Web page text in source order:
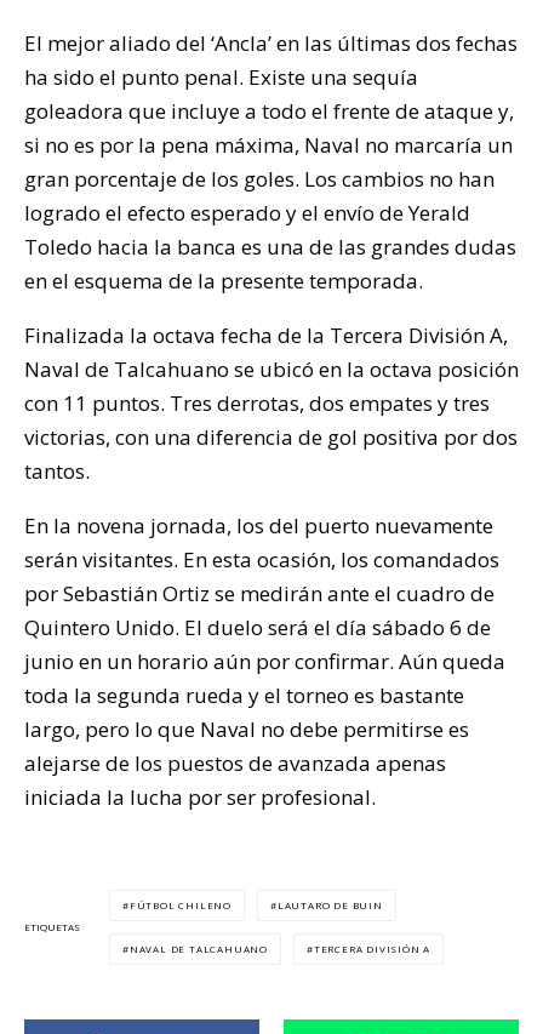
El mejor aliado del ‘Ancla’ en las últimas dos fechas
ha sido el punto penal. Existe una sequía
goleadora que incluye a todo el frente de ataque y,
si no es por la pena máxima, Naval no marcaría un
gran porcentaje de los goles. Los cambios no han
logrado el efecto esperado y el envío de Yerald
Toledo hacia la banca es una de las grandes dudas
en el esquema de la presente temporada.
Finalizada la octava fecha de la Tercera División A,
Naval de Talcahuano se ubicó en la octava posición
con 11 puntos. Tres derrotas, dos empates y tres
victorias, con una diferencia de gol positiva por dos
tantos.
En la novena jornada, los del puerto nuevamente
serán visitantes. En esta ocasión, los comandados
por Sebastián Ortiz se medirán ante el cuadro de
Quintero Unido. El duelo será el día sábado 6 de
junio en un horario aún por confirmar. Aún queda
toda la segunda rueda y el torneo es bastante
largo, pero lo que Naval no debe permitirse es
alejarse de los puestos de avanzada apenas
iniciada la lucha por ser profesional.
ETIQUETAS
FÚTBOL CHILENO LAUTARO DE BUIN
NAVAL DE TALCAHUANO TERCERA DIVISIÓN A